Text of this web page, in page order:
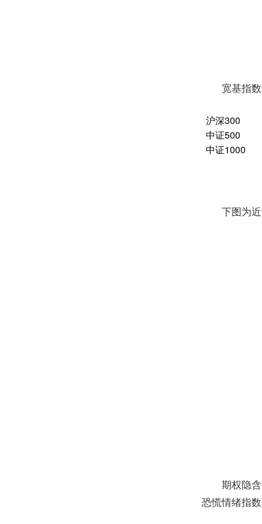
宽基指
沪深300
中证500
中证1000
下图为
期权隐
恐慌情绪指